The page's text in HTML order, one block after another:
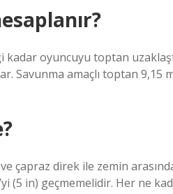
oyuncuyu toptan
Savunma amaçlı toptan
çapraz direk ile zemin
(5 in) geçmemelidir. Her ne